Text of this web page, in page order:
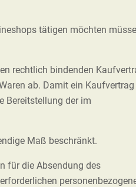
tätigen möchten
rechtlich bindenden
ab. Damit ein Kaufvertrag
Bereitstellung der im
Maß beschränkt.
für die Absendung des